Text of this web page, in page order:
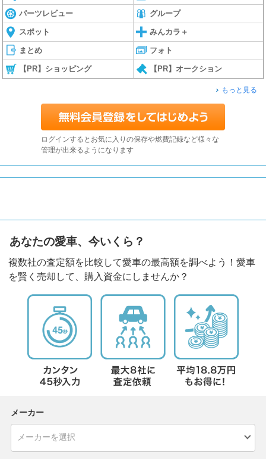
パーツレビュー グループ
スポット みんカラ＋
まとめ フォト
【PR】ショッピング 【PR】オークション
もっと見る
ログインするとお気に入りの保存や燃費記録など様々な
管理が出来るようになります
あなたの愛車、今いくら？
複数社の査定額を比較して愛車の最高額を調べよう！愛車
を賢く売却して、購入資金にしませんか？
メーカー